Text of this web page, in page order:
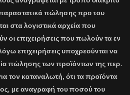
πώλησης προ του
στα λογιστικά αρχεία που
οι επιχειρήσεις που πωλούν τα εν
επιχειρήσεις υποχρεούνται να
πώλησης των προϊόντων της περ.
τον καταναλωτή, ότι τα προϊόντα
με αναγραφή του ποσού του